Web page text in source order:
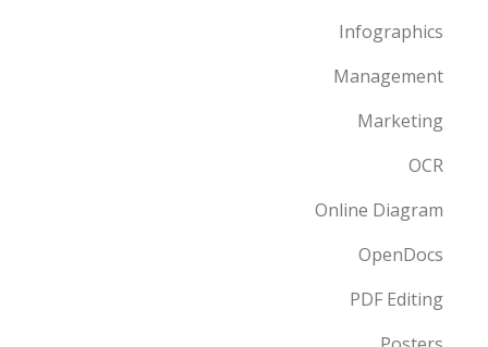
Infographics
Management
Marketing
OCR
Online Diagram
OpenDocs
PDF Editing